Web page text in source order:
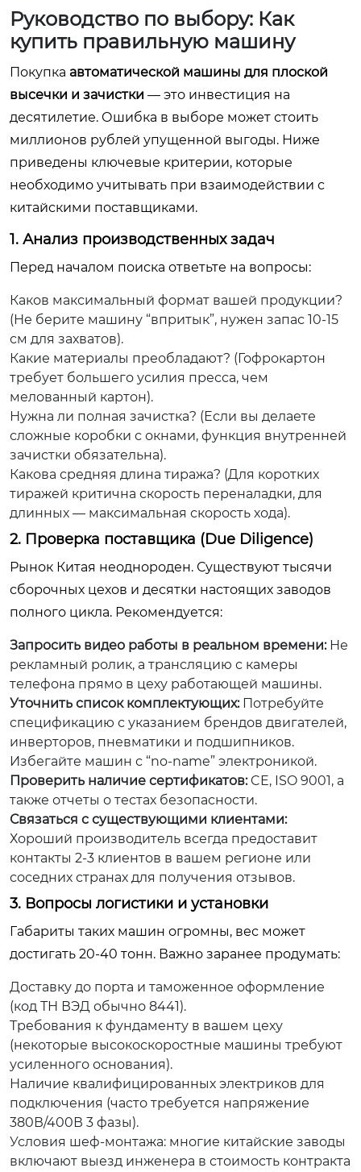
Руководство по выбору: Как
купить правильную машину
Покупка автоматической машины для плоской
высечки и зачистки — это инвестиция на
десятилетие. Ошибка в выборе может стоить
миллионов рублей упущенной выгоды. Ниже
приведены ключевые критерии, которые
необходимо учитывать при взаимодействии с
китайскими поставщиками.
1. Анализ производственных задач
Перед началом поиска ответьте на вопросы:
Каков максимальный формат вашей продукции?
(Не берите машину “впритык”, нужен запас 10-15
см для захватов).
Какие материалы преобладают? (Гофрокартон
требует большего усилия пресса, чем
мелованный картон).
Нужна ли полная зачистка? (Если вы делаете
сложные коробки с окнами, функция внутренней
зачистки обязательна).
Какова средняя длина тиража? (Для коротких
тиражей критична скорость переналадки, для
длинных — максимальная скорость хода).
2. Проверка поставщика (Due Diligence)
Рынок Китая неоднороден. Существуют тысячи
сборочных цехов и десятки настоящих заводов
полного цикла. Рекомендуется:
Запросить видео работы в реальном времени:Не
рекламный ролик, а трансляцию с камеры
телефона прямо в цеху работающей машины.
Уточнить список комплектующих:Потребуйте
спецификацию с указанием брендов двигателей,
инверторов, пневматики и подшипников.
Избегайте машин с “no-name” электроникой.
Проверить наличие сертификатов:CE, ISO 9001, а
также отчеты о тестах безопасности.
Связаться с существующими клиентами:
Хороший производитель всегда предоставит
контакты 2-3 клиентов в вашем регионе или
соседних странах для получения отзывов.
3. Вопросы логистики и установки
Габариты таких машин огромны, вес может
достигать 20-40 тонн. Важно заранее продумать:
Доставку до порта и таможенное оформление
(код ТН ВЭД обычно 8441).
Требования к фундаменту в вашем цеху
(некоторые высокоскоростные машины требуют
усиленного основания).
Наличие квалифицированных электриков для
подключения (часто требуется напряжение
380В/400В 3 фазы).
Условия шеф-монтажа: многие китайские заводы
включают выезд инженера в стоимость контракта